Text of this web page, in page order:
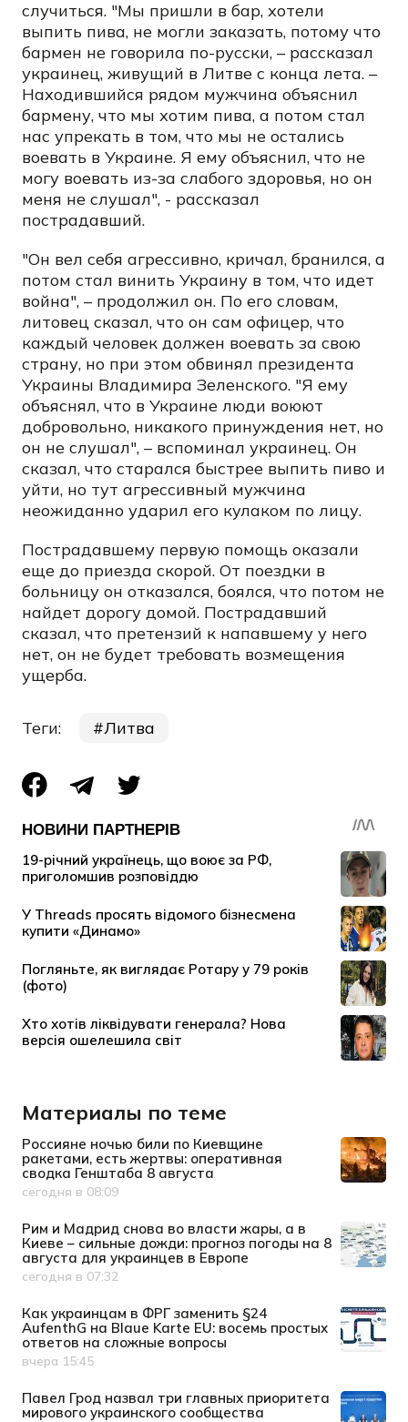
случиться. "Мы пришли в бар, хотели
выпить пива, не могли заказать, потому что
бармен не говорила по-русски, – рассказал
украинец, живущий в Литве с конца лета. –
Находившийся рядом мужчина объяснил
бармену, что мы хотим пива, а потом стал
нас упрекать в том, что мы не остались
воевать в Украине. Я ему объяснил, что не
могу воевать из-за слабого здоровья, но он
меня не слушал", - рассказал
пострадавший.
"Он вел себя агрессивно, кричал, бранился, а
потом стал винить Украину в том, что идет
война", – продолжил он. По его словам,
литовец сказал, что он сам офицер, что
каждый человек должен воевать за свою
страну, но при этом обвинял президента
Украины Владимира Зеленского. "Я ему
объяснял, что в Украине люди воюют
добровольно, никакого принуждения нет, но
он не слушал", – вспоминал украинец. Он
сказал, что старался быстрее выпить пиво и
уйти, но тут агрессивный мужчина
неожиданно ударил его кулаком по лицу.
Пострадавшему первую помощь оказали
еще до приезда скорой. От поездки в
больницу он отказался, боялся, что потом не
найдет дорогу домой. Пострадавший
сказал, что претензий к напавшему у него
нет, он не будет требовать возмещения
ущерба.
Теги: Литва
Материалы по теме
Россияне ночью били по Киевщине
ракетами, есть жертвы: оперативная
сводка Генштаба 8 августа
Дата публикации
сегодня в 08:09
Рим и Мадрид снова во власти жары, а в
Киеве – сильные дожди: прогноз погоды на 8
августа для украинцев в Европе
Дата публикации
сегодня в 07:32
Как украинцам в ФРГ заменить §24
AufenthG на Blaue Karte EU: восемь простых
ответов на сложные вопросы
Дата публикации
вчера 15:45
Павел Грод назвал три главных приоритета
мирового украинского сообщества